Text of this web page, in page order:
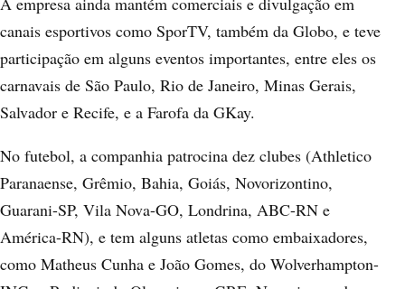
canais esportivos como SporTV, também da Globo, e teve
participação em alguns eventos importantes, entre eles os
carnavais de São Paulo, Rio de Janeiro, Minas Gerais,
Salvador e Recife, e a Farofa da GKay.
No futebol, a companhia patrocina dez clubes (Athletico
Paranaense, Grêmio, Bahia, Goiás, Novorizontino,
Guarani-SP, Vila Nova-GO, Londrina, ABC-RN e
América-RN), e tem alguns atletas como embaixadores,
como Matheus Cunha e João Gomes, do Wolverhampton-